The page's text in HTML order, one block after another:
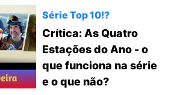
Série Top 10!?
Crítica: As Quatro
Estações do Ano - o
que funciona na série
e o que não?